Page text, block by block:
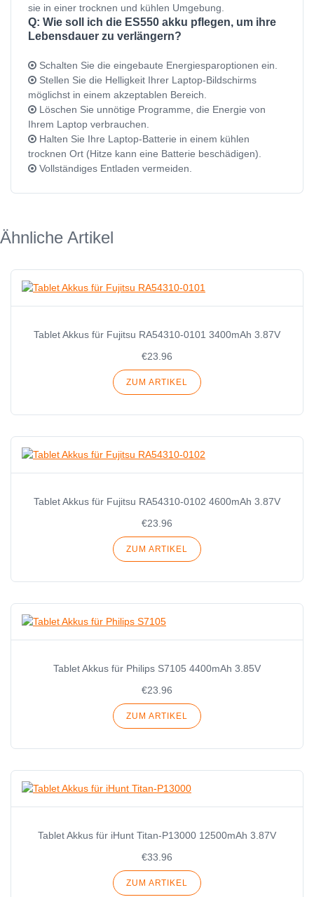
sie in einer trocknen und kühlen Umgebung.
Q: Wie soll ich die ES550 akku pflegen, um ihre
Lebensdauer zu verlängern?
Schalten Sie die eingebaute Energiesparoptionen ein.
Stellen Sie die Helligkeit Ihrer Laptop-Bildschirms
möglichst in einem akzeptablen Bereich.
Löschen Sie unnötige Programme, die Energie von
Ihrem Laptop verbrauchen.
Halten Sie Ihre Laptop-Batterie in einem kühlen
trocknen Ort (Hitze kann eine Batterie beschädigen).
Vollständiges Entladen vermeiden.
Ähnliche Artikel
Tablet Akkus für Fujitsu RA54310-0101 3400mAh 3.87V
€23.96
ZUM ARTIKEL
Tablet Akkus für Fujitsu RA54310-0102 4600mAh 3.87V
€23.96
ZUM ARTIKEL
Tablet Akkus für Philips S7105 4400mAh 3.85V
€23.96
ZUM ARTIKEL
Tablet Akkus für iHunt Titan-P13000 12500mAh 3.87V
€33.96
ZUM ARTIKEL